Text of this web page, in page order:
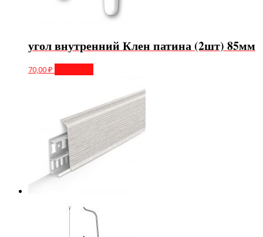
угол внутренний Клен патина (2шт) 85мм
70,00₽